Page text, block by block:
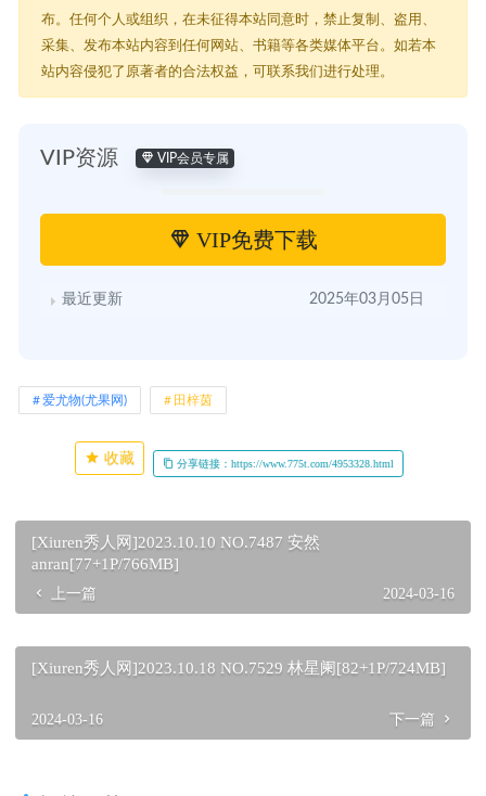
布。任何个人或组织，在未征得本站同意时，禁止复制、盗用、
采集、发布本站内容到任何网站、书籍等各类媒体平台。如若本
站内容侵犯了原著者的合法权益，可联系我们进行处理。
VIP资源 VIP会员专属
VIP免费下载
最近更新 2025年03月05日
爱尤物(尤果网) 田梓茵
收藏 分享链接：https://www.775t.com/4953328.html
[Xiuren秀人网]2023.10.10 NO.7487 安然
anran[77+1P/766MB]
上一篇 2024-03-16
[Xiuren秀人网]2023.10.18 NO.7529 林星阑[82+1P/724MB]
2024-03-16 下一篇